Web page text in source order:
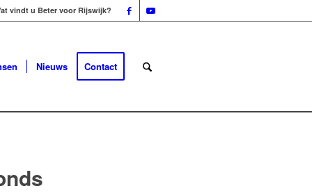
vindt u Beter voor Rijswijk?
Nieuws Contact